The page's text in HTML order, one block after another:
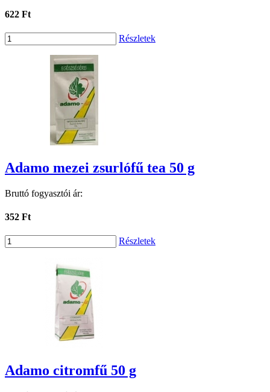
622 Ft
Részletek
Adamo mezei zsurlófű tea 50 g
Bruttó fogyasztói ár:
352 Ft
Részletek
Adamo citromfű 50 g